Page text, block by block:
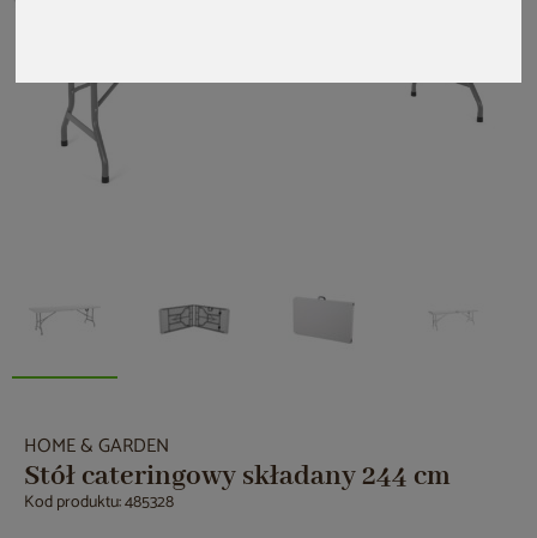
HOME & GARDEN
Stół cateringowy składany 244 cm
Kod produktu: 485328